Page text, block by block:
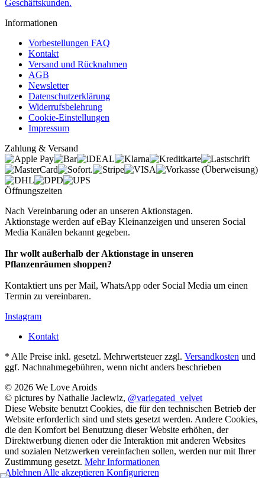
Geschäftskunden.
Informationen
Vorbestellungen FAQ
Kontakt
Versand und Rücknahmen
AGB
Newsletter
Datenschutzerklärung
Widerrufsbelehrung
Cookie-Einstellungen
Impressum
Zahlung & Versand
Öffnungszeiten
Nach Vereinbarung oder an unseren Aktionstagen.
Aktionstage werden auf eBay Kleinanzeigen und unseren Social
Media Kanälen bekannt gegeben.
Ihr wollt außerhalb der Aktionstage in unseren
Pflanzenräumen shoppen?
Kontaktiert uns per Mail, WhatsApp oder Social Media um einen
Termin zu vereinbaren.
Instagram
Kontakt
* Alle Preise inkl. gesetzl. Mehrwertsteuer zzgl. Versandkosten und
ggf. Nachnahmegebühren, wenn nicht anders beschrieben
© 2026 We Love Aroids
© pictures by Nathalie Jaclewiz, @variegated_velvet
Diese Website benutzt Cookies, die für den technischen Betrieb der
Website erforderlich sind und stets gesetzt werden. Andere Cookies,
die den Komfort bei Benutzung dieser Website erhöhen, der
Direktwerbung dienen oder die Interaktion mit anderen Websites
und sozialen Netzwerken vereinfachen sollen, werden nur mit Ihrer
Zustimmung gesetzt. Mehr Informationen
Ablehnen Alle akzeptieren Konfigurieren